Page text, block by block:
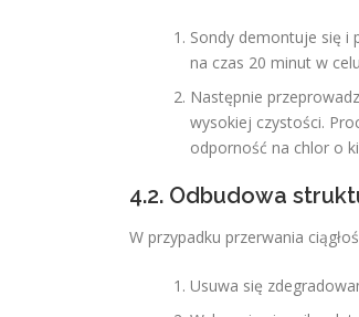
Sondy demontuje się i
na czas 20 minut w
Następnie
wysokiej czystości.
odporność na chlor o
4.2. Odbudowa
W przypadku przerwania
Usuwa się